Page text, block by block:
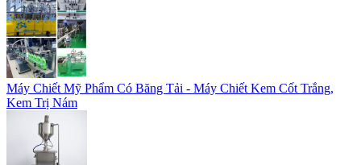
Máy Chiết Mỹ Phẩm Có Băng Tải - Máy Chiết Kem Cốt Trắng,
Kem Trị Nám